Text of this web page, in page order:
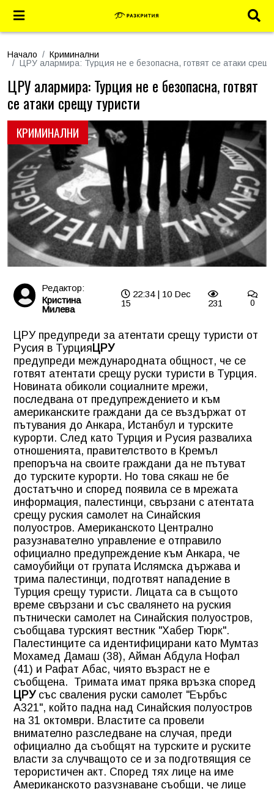
Начало
Криминални
ЦРУ алармира: Турция не е безопасна, готвят се атаки
КРИМИНАЛНИ
ЦРУ алармира: Турция не е безопасна, готвят
се атаки срещу туристи
Редактор:
Кристина
Милева
22:34 | 10 Dec
15
231 0
ЦРУ предупреди за атентати срещу туристи от
Русия в ТурцияЦРУ
предупреди международната общност, че се
готвят атентати срещу руски туристи в Турция.
Новината обиколи социалните мрежи,
последвана от предупреждението и към
американските граждани да се въздържат от
пътувания до Анкара, Истанбул и турските
курорти. След като Турция и Русия развалиха
отношенията, правителството в Кремъл
препоръча на своите граждани да не пътуват
до турските курорти. Но това сякаш не бе
достатъчно и според появила се в мрежата
информация, палестинци, свързани с атентата
срещу руския самолет на Синайския
полуостров. Американското Централно
разузнавателно управление е отправило
официално предупреждение към Анкара, че
самоубийци от групата Ислямска държава и
трима палестинци, подготвят нападение в
Турция срещу туристи. Лицата са в същото
време свързани и със свалянето на руския
пътнически самолет на Синайския полуостров,
съобщава турският вестник "Хабер Тюрк".
Палестинците са идентифицирани като Мумтаз
Мохамед Дамаш (38), Айман Абдула Нофал
(41) и Рафат Абас, чиято възраст не е
съобщена. Тримата имат пряка връзка според
ЦРУсъс сваления руски самолет "Еърбъс
А321", който падна над Синайския полуостров
на 31 октомври. Властите са провели
внимателно разследване на случая, преди
официално да съобщят на турските и руските
власти за случващото се и за подготвящия се
терористичен акт. Според тях лице на име
Американското разузнаване съобщи, че лице